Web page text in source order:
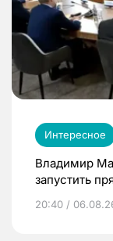
Интересное
Владимир
запустить
20:40 /